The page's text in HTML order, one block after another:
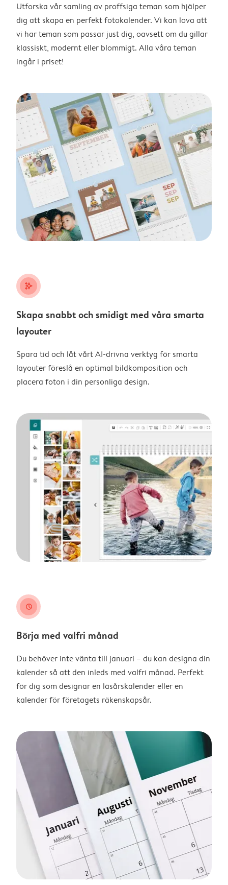
Utforska vår samling av proffsiga teman som hjälper
dig att skapa en perfekt fotokalender. Vi kan lova att
vi har teman som passar just dig, oavsett om du gillar
klassiskt, modernt eller blommigt. Alla våra teman
ingår i priset!
stars_plus
Skapa snabbt och smidigt med våra smarta
layouter
Spara tid och låt vårt AI-drivna verktyg för smarta
layouter föreslå en optimal bildkomposition och
placera foton i din personliga design.
clock
Börja med valfri månad
Du behöver inte vänta till januari – du kan designa din
kalender så att den inleds med valfri månad. Perfekt
för dig som designar en läsårskalender eller en
kalender för företagets räkenskapsår.